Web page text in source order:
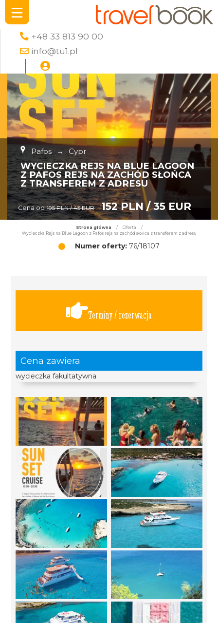
+48 33 813 90 00
info@tu1.pl
Pafos → Cypr
WYCIECZKA REJS NA BLUE LAGOON
Z PAFOS REJS NA ZACHÓD SŁOŃCA
Z TRANSFEREM Z ADRESU
Cena od 195 PLN / 45 EUR 152 PLN / 35 EUR
Strona główna / Oferta
/
Wycieczka Rejs na Blue Lagoon z Pafos rejs na zachód słońca z transferem z adresu
Numer oferty: 76/18107
Terminy / rezerwacja
Cena zawiera
wycieczka fakultatywna